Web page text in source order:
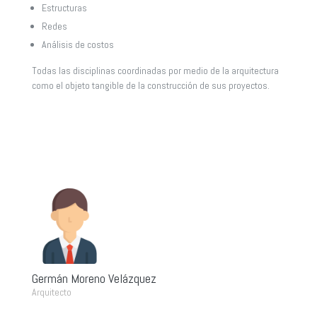
Estructuras
Redes
Análisis de costos
Todas las disciplinas coordinadas por medio de la arquitectura
como el objeto tangible de la construcción de sus proyectos.
Germán Moreno Velázquez
Arquitecto